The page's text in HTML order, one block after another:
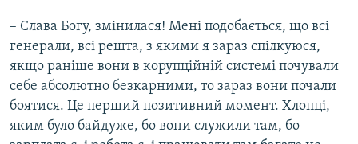
– Слава Богу, змінилася! Мені подобається, що всі
генерали, всі решта, з якими я зараз спілкуюся,
якщо раніше вони в корупційній системі почували
себе абсолютно безкарними, то зараз вони почали
боятися. Це перший позитивний момент. Хлопці,
яким було байдуже, бо вони служили там, бо